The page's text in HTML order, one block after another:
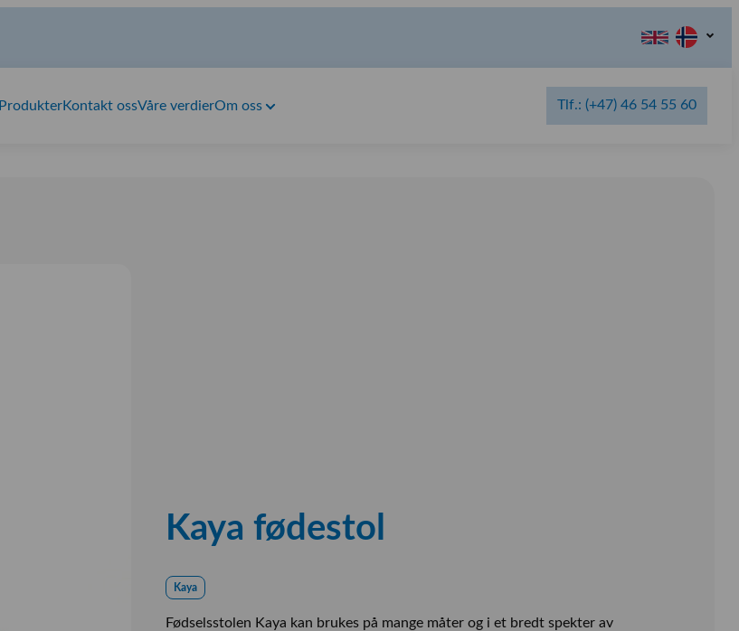
ProdukterKontakt ossVåre verdierOm oss Tlf.: (+47) 46 54 55 60
Kaya fødestol
Kaya
Fødselsstolen Kaya kan brukes på mange måter og i et bredt spekter av